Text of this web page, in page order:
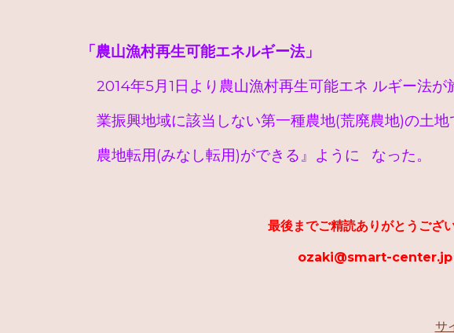
「農山漁村再生可能エネルギー法」
2014年5月1日より農山漁村再生可能エネ ルギー法が
業振興地域に該当しない第一種農地(荒廃農地)の土
農地転用(みなし転用)ができる』ように なった。
最後までご精読ありがとうござ
ozaki@smart-center.jpま
サ